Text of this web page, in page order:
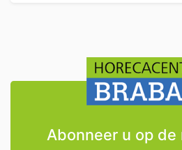
Abonneer u op